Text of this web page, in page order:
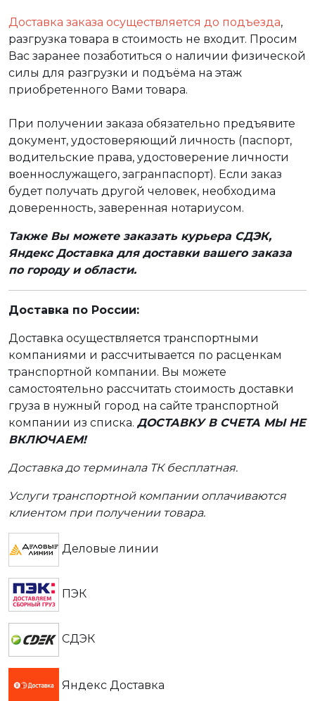
Доставка заказа осуществляется до подъезда,
разгрузка товара в стоимость не входит. Просим
Вас заранее позаботиться о наличии физической
силы для разгрузки и подъёма на этаж
приобретенного Вами товара.
При получении заказа обязательно предъявите
документ, удостоверяющий личность (паспорт,
водительские права, удостоверение личности
военнослужащего, загранпаспорт). Если заказ
будет получать другой человек, необходима
доверенность, заверенная нотариусом.
Также Вы можете заказать курьера СДЭК,
Яндекс Доставка для доставки вашего заказа
по городу и области.
Доставка по России:
Доставка осуществляется транспортными
компаниями и рассчитывается по расценкам
транспортной компании. Вы можете
самостоятельно рассчитать стоимость доставки
груза в нужный город на сайте транспортной
компании из списка. ДОСТАВКУ В СЧЕТА МЫ НЕ
ВКЛЮЧАЕМ!
Доставка до терминала ТК бесплатная.
Услуги транспортной компании оплачиваются
клиентом при получении товара.
Деловые линии
ПЭК
СДЭК
Яндекс Доставка